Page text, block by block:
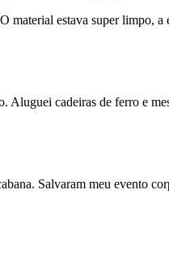
material estava super
cadeiras de ferro e
Salvaram meu evento